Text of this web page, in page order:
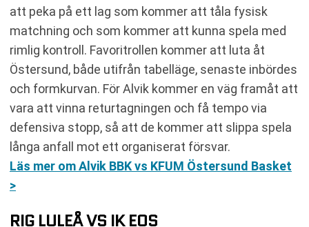
att peka på ett lag som kommer att tåla fysisk
matchning och som kommer att kunna spela med
rimlig kontroll. Favoritrollen kommer att luta åt
Östersund, både utifrån tabelläge, senaste inbördes
och formkurvan. För Alvik kommer en väg framåt att
vara att vinna returtagningen och få tempo via
defensiva stopp, så att de kommer att slippa spela
långa anfall mot ett organiserat försvar.
Läs mer om Alvik BBK vs KFUM Östersund Basket
>
RIG LULEÅ VS IK EOS